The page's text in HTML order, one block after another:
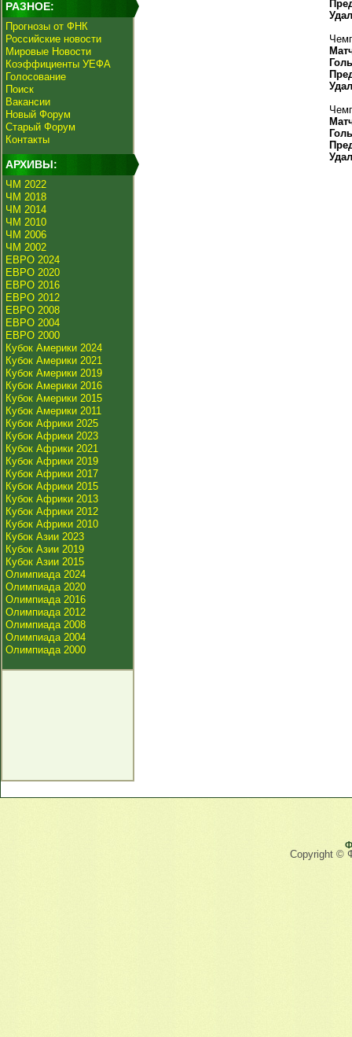
РАЗНОЕ:
Прогнозы от ФНК
Российские новости
Мировые Новости
Коэффициенты УЕФА
Голосование
Поиск
Вакансии
Новый Форум
Старый Форум
Контакты
АРХИВЫ:
ЧМ 2022
ЧМ 2018
ЧМ 2014
ЧМ 2010
ЧМ 2006
ЧМ 2002
ЕВРО 2024
ЕВРО 2020
ЕВРО 2016
ЕВРО 2012
ЕВРО 2008
ЕВРО 2004
ЕВРО 2000
Кубок Америки 2024
Кубок Америки 2021
Кубок Америки 2019
Кубок Америки 2016
Кубок Америки 2015
Кубок Америки 2011
Кубок Африки 2025
Кубок Африки 2023
Кубок Африки 2021
Кубок Африки 2019
Кубок Африки 2017
Кубок Африки 2015
Кубок Африки 2013
Кубок Африки 2012
Кубок Африки 2010
Кубок Азии 2023
Кубок Азии 2019
Кубок Азии 2015
Олимпиада 2024
Олимпиада 2020
Олимпиада 2016
Олимпиада 2012
Олимпиада 2008
Олимпиада 2004
Олимпиада 2000
Copyright ©